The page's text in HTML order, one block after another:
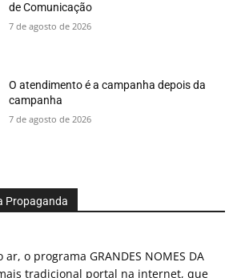
de Comunicação
7 de agosto de 2026
O atendimento é a campanha depois da
campanha
7 de agosto de 2026
Propaganda
o programa GRANDES NOMES DA
mais tradicional portal na internet, que